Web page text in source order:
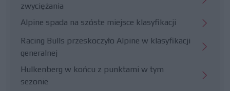
zwyciężania
Alpine spada na szóste miejsce klasyfikacji
Racing Bulls przeskoczyło Alpine w klasyfikacji
generalnej
Hulkenberg w końcu z punktami w tym
sezonie